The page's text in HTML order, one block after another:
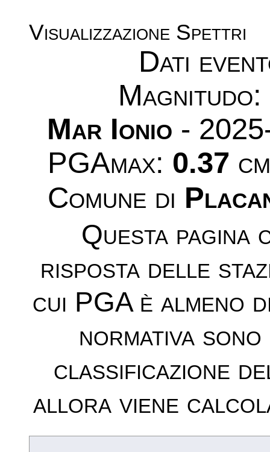
Visualizzazione Spettri
Dati
Magnitudo:
Mar Ionio -
PGAmax: 0.37
Comune di
Questa
risposta delle
cui PGA è almeno
normativa
classificazione
allora viene